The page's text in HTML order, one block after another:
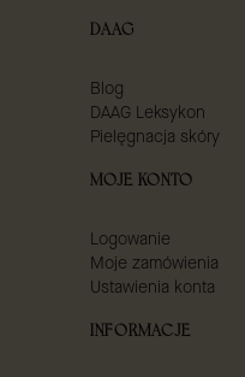
DAAG
Blog
DAAG Leksykon
Pielęgnacja skóry
MOJE KONTO
Logowanie
Moje zamówienia
Ustawienia konta
INFORMACJE